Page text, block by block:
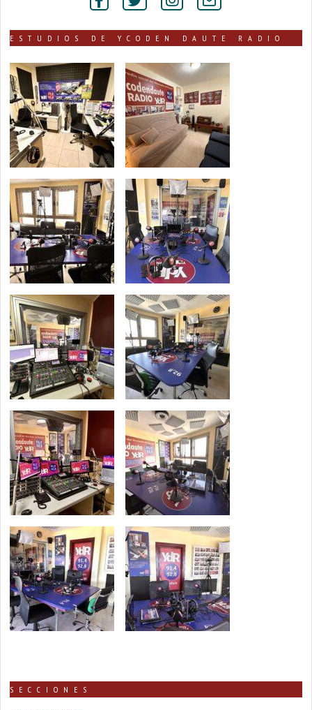
ESTUDIOS DE YCODEN DAUTE RADIO
SECCIONES